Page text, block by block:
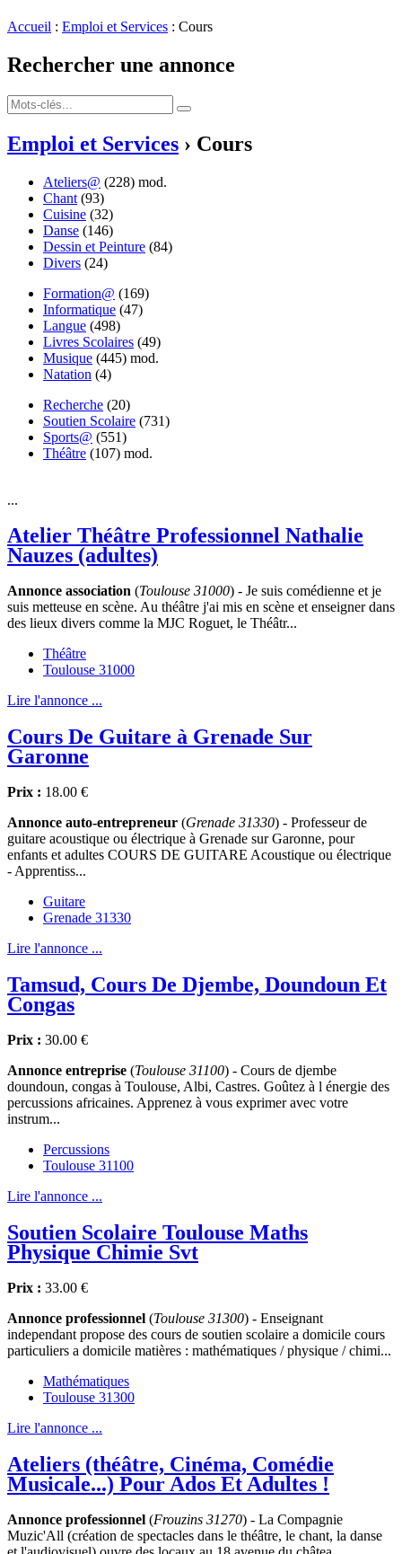
Accueil : Emploi et Services : Cours
Rechercher une annonce
Emploi et Services › Cours
Ateliers@ (228) mod.
Chant (93)
Cuisine (32)
Danse (146)
Dessin et Peinture (84)
Divers (24)
Formation@ (169)
Informatique (47)
Langue (498)
Livres Scolaires (49)
Musique (445) mod.
Natation (4)
Recherche (20)
Soutien Scolaire (731)
Sports@ (551)
Théâtre (107) mod.
...
Atelier Théâtre Professionnel Nathalie
Nauzes (adultes)
Annonce association (Toulouse 31000) - Je suis comédienne et je
suis metteuse en scène. Au théâtre j'ai mis en scène et enseigner dans
des lieux divers comme la MJC Roguet, le Théâtr...
Théâtre
Toulouse 31000
Lire l'annonce ...
Cours De Guitare à Grenade Sur
Garonne
Prix : 18.00 €
Annonce auto-entrepreneur (Grenade 31330) - Professeur de
guitare acoustique ou électrique à Grenade sur Garonne, pour
enfants et adultes COURS DE GUITARE Acoustique ou électrique
- Apprentiss...
Guitare
Grenade 31330
Lire l'annonce ...
Tamsud, Cours De Djembe, Doundoun Et
Congas
Prix : 30.00 €
Annonce entreprise (Toulouse 31100) - Cours de djembe
doundoun, congas à Toulouse, Albi, Castres. Goûtez à l énergie des
percussions africaines. Apprenez à vous exprimer avec votre
instrum...
Percussions
Toulouse 31100
Lire l'annonce ...
Soutien Scolaire Toulouse Maths
Physique Chimie Svt
Prix : 33.00 €
Annonce professionnel (Toulouse 31300) - Enseignant
independant propose des cours de soutien scolaire a domicile cours
particuliers a domicile matières : mathématiques / physique / chimi...
Mathématiques
Toulouse 31300
Lire l'annonce ...
Ateliers (théâtre, Cinéma, Comédie
Musicale...) Pour Ados Et Adultes !
Annonce professionnel (Frouzins 31270) - La Compagnie
Muzic'All (création de spectacles dans le théâtre, le chant, la danse